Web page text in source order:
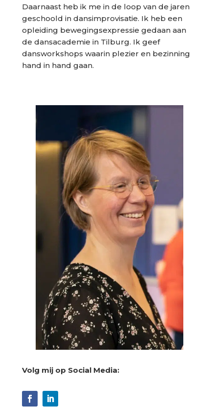
Daarnaast heb ik me in de loop van de jaren
geschoold in dansimprovisatie. Ik heb een
opleiding bewegingsexpressie gedaan aan
de dansacademie in Tilburg. Ik geef
dansworkshops waarin plezier en bezinning
hand in hand gaan.
Volg mij op Social Media: